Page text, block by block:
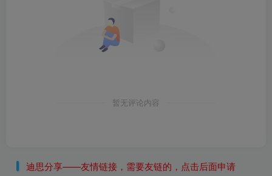
暂无评论内容
迪思分享——友情链接，需要友链的，点击后面申请